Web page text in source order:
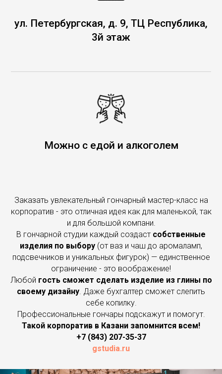
ул. Петербургская, д. 9, ТЦ Республика,
3й этаж
Можно с едой и алкоголем
Заказать увлекательный гончарный мастер-класс на
корпоратив - это отличная идея как для маленькой, так
и для большой компани.
В гончарной студии каждый создаст собственные
изделия по выбору (от ваз и чаш до аромаламп,
подсвечников и уникальных фигурок) — единственное
ограничение - это воображение!
Любой гость сможет сделать изделие из глины по
своему дизайну . Даже бухгалтер сможет слепить
себе копилку.
Профессиональные гончары подскажут и помогут.
Такой корпоратив в Казани запомнится всем!
+7 (843) 207-35-37
gstudia.ru